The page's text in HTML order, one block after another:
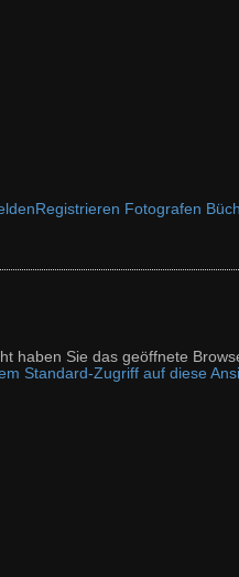
Registrieren Fotografen
haben Sie das geöffnete
Standard-Zugriff auf diese